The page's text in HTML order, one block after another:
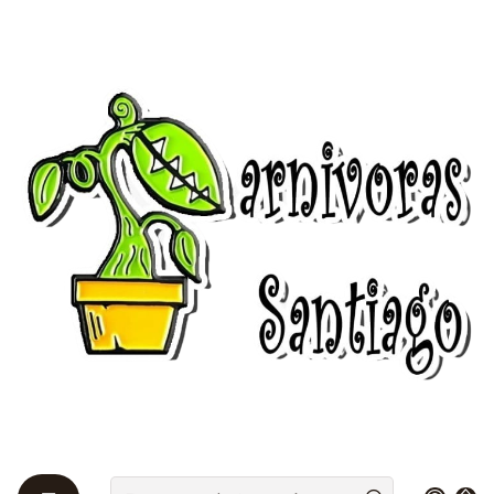
Cuidado nepenthes
El géneroNepenthespertenece a la familia de las
Nepenthaceaey agrupa unas 70 especies de
epifitas perennes nativas de selvas tropicales de las
Islas Filipinas, el norte de Australia, Malasia y Sri
Lanka. Algunas
especies
son: Nepenthes
ampullana, Nepenthes khasiana, Nepenthes alata,
Sonplantas epífitasque viven sobre los árboles